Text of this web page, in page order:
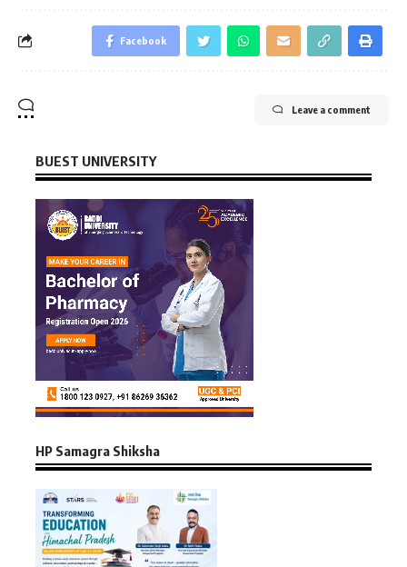
Facebook
Leave a comment
BUEST UNIVERSITY
HP Samagra Shiksha